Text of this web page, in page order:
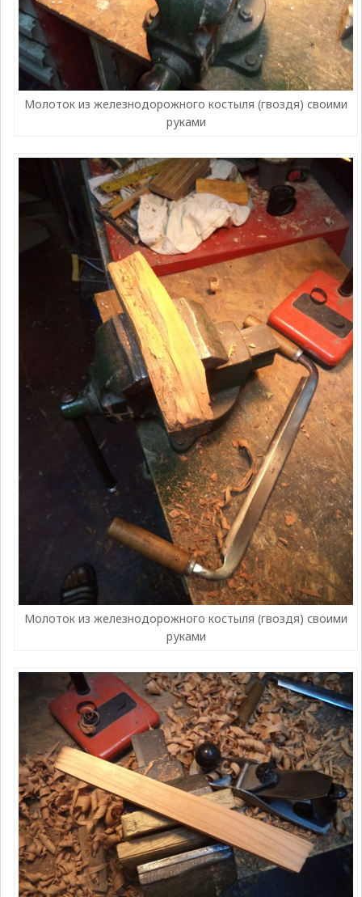
Молоток из железнодорожного костыля (гвоздя) своими
руками
Молоток из железнодорожного костыля (гвоздя) своими
руками